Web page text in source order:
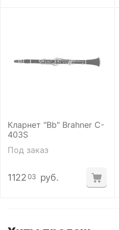
Кларнет "Bb" Brahner C-
403S
Под заказ
1122 03 руб.